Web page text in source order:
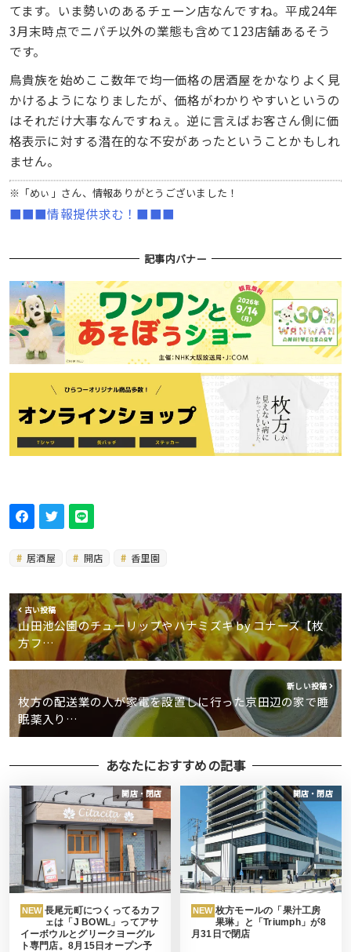
てます。いま勢いのあるチェーン店なんですね。平成24年
3月末時点でニパチ以外の業態も含めて123店舗あるそう
です。
鳥貴族を始めここ数年で均一価格の居酒屋をかなりよく見
かけるようになりましたが、価格がわかりやすいというの
はそれだけ大事なんですねぇ。逆に言えばお客さん側に価
格表示に対する潜在的な不安があったということかもしれ
ません。
※「めぃ」さん、情報ありがとうございました！
■■■情報提供求む！■■■
記事内バナー
居酒屋 開店 香里園
古い投稿
山田池公園のチューリップやハナミズキ by コナーズ【枚
方フ…
新しい投稿
枚方の配送業の人が家電を設置しに行った京田辺の家で睡
眠薬入り…
あなたにおすすめの記事
開店・閉店
NEW 長尾元町につくってるカフ
ェは「J BOWL」ってアサ
イーボウルとグリークヨーグル
ト専門店。8月15日オープン予
開店・閉店
NEW 枚方モールの「果汁工房
果琳」と「Triumph」が8
月31日で閉店